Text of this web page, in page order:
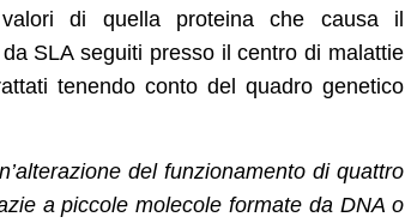
di quella proteina che causa il
SLA seguiti presso il centro di malattie
tenendo conto del quadro genetico
del funzionamento di quattro
a piccole molecole formate da DNA o